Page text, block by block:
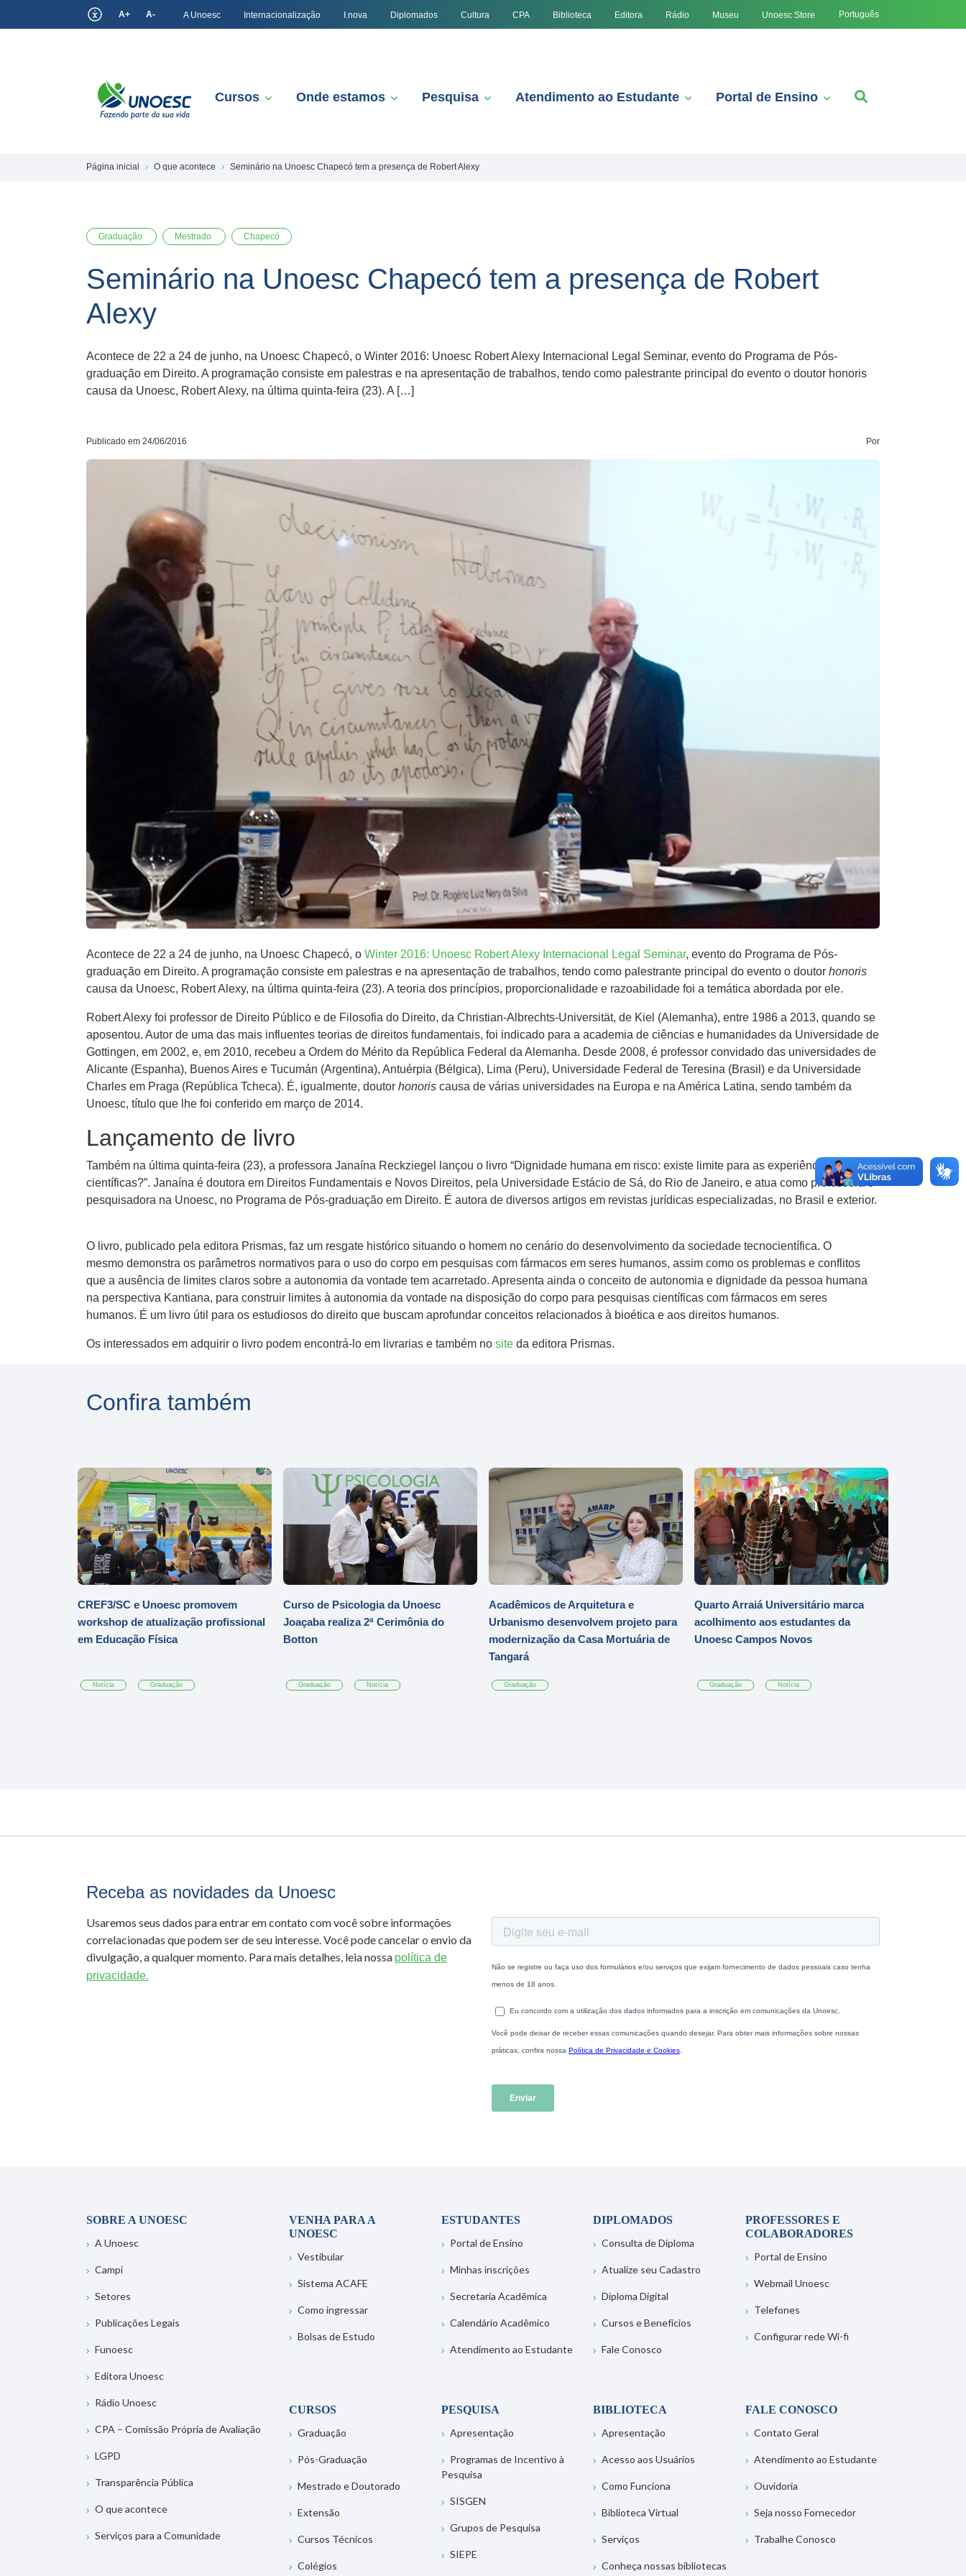
A+ A- A Unoesc Internacionalização I.nova Diplomados Cultura CPA Biblioteca Editora Rádio Museu Unoesc Store Português
Cursos Onde estamos Pesquisa Atendimento ao Estudante Portal de Ensino
Página inicial O que acontece Seminário na Unoesc Chapecó tem a presença de Robert Alexy
Graduação Mestrado Chapecó
Seminário na Unoesc Chapecó tem a presença de Robert
Alexy
Acontece de 22 a 24 de junho, na Unoesc Chapecó, o Winter 2016: Unoesc Robert Alexy Internacional Legal Seminar, evento do Programa de Pós-
graduação em Direito. A programação consiste em palestras e na apresentação de trabalhos, tendo como palestrante principal do evento o doutor honoris
causa da Unoesc, Robert Alexy, na última quinta-feira (23). A […]
Publicado em 24/06/2016 Por
Acontece de 22 a 24 de junho, na Unoesc Chapecó, o Winter 2016: Unoesc Robert Alexy Internacional Legal Seminar, evento do Programa de Pós-
graduação em Direito. A programação consiste em palestras e na apresentação de trabalhos, tendo como palestrante principal do evento o doutor honoris
causa da Unoesc, Robert Alexy, na última quinta-feira (23). A teoria dos princípios, proporcionalidade e razoabilidade foi a temática abordada por ele.
Robert Alexy foi professor de Direito Público e de Filosofia do Direito, da Christian-Albrechts-Universität, de Kiel (Alemanha), entre 1986 a 2013, quando se
aposentou. Autor de uma das mais influentes teorias de direitos fundamentais, foi indicado para a academia de ciências e humanidades da Universidade de
Gottingen, em 2002, e, em 2010, recebeu a Ordem do Mérito da República Federal da Alemanha. Desde 2008, é professor convidado das universidades de
Alicante (Espanha), Buenos Aires e Tucumán (Argentina), Antuérpia (Bélgica), Lima (Peru), Universidade Federal de Teresina (Brasil) e da Universidade
Charles em Praga (República Tcheca). É, igualmente, doutor honoris causa de várias universidades na Europa e na América Latina, sendo também da
Unoesc, título que lhe foi conferido em março de 2014.
Lançamento de livro
Também na última quinta-feira (23), a professora Janaína Reckziegel lançou o livro “Dignidade humana em risco: existe limite para as experiências
científicas?”. Janaína é doutora em Direitos Fundamentais e Novos Direitos, pela Universidade Estácio de Sá, do Rio de Janeiro, e atua como professora e
pesquisadora na Unoesc, no Programa de Pós-graduação em Direito. É autora de diversos artigos em revistas jurídicas especializadas, no Brasil e exterior.
O livro, publicado pela editora Prismas, faz um resgate histórico situando o homem no cenário do desenvolvimento da sociedade tecnocientífica. O
mesmo demonstra os parâmetros normativos para o uso do corpo em pesquisas com fármacos em seres humanos, assim como os problemas e conflitos
que a ausência de limites claros sobre a autonomia da vontade tem acarretado. Apresenta ainda o conceito de autonomia e dignidade da pessoa humana
na perspectiva Kantiana, para construir limites à autonomia da vontade na disposição do corpo para pesquisas científicas com fármacos em seres
humanos. É um livro útil para os estudiosos do direito que buscam aprofundar conceitos relacionados à bioética e aos direitos humanos.
Os interessados em adquirir o livro podem encontrá-lo em livrarias e também no site da editora Prismas.
Confira também
CREF3/SC e Unoesc promovem
workshop de atualização profissional
em Educação Física
Notícia Graduação
Curso de Psicologia da Unoesc
Joaçaba realiza 2ª Cerimônia do
Botton
Graduação Notícia
Acadêmicos de Arquitetura e
Urbanismo desenvolvem projeto para
modernização da Casa Mortuária de
Tangará
Graduação
Quarto Arraiá Universitário marca
acolhimento aos estudantes da
Unoesc Campos Novos
Graduação Notícia
Receba as novidades da Unoesc
Usaremos seus dados para entrar em contato com você sobre informações
correlacionadas que podem ser de seu interesse. Você pode cancelar o envio da
divulgação, a qualquer momento. Para mais detalhes, leia nossa política de
privacidade.
SOBRE A UNOESC
A Unoesc
Campi
Setores
Publicações Legais
Funoesc
Editora Unoesc
Rádio Unoesc
CPA – Comissão Própria de Avaliação
LGPD
Transparência Pública
O que acontece
Serviços para a Comunidade
VENHA PARA A
UNOESC
Vestibular
Sistema ACAFE
Como ingressar
Bolsas de Estudo
ESTUDANTES
Portal de Ensino
Minhas inscrições
Secretaria Acadêmica
Calendário Acadêmico
Atendimento ao Estudante
DIPLOMADOS
Consulta de Diploma
Atualize seu Cadastro
Diploma Digital
Cursos e Benefícios
Fale Conosco
PROFESSORES E
COLABORADORES
Portal de Ensino
Webmail Unoesc
Telefones
Configurar rede Wi-fi
CURSOS
Graduação
Pós-Graduação
Mestrado e Doutorado
Extensão
Cursos Técnicos
Colégios
PESQUISA
Apresentação
Programas de Incentivo à
Pesquisa
SISGEN
Grupos de Pesquisa
SIEPE
BIBLIOTECA
Apresentação
Acesso aos Usuários
Como Funciona
Biblioteca Virtual
Serviços
Conheça nossas bibliotecas
FALE CONOSCO
Contato Geral
Atendimento ao Estudante
Ouvidoria
Seja nosso Fornecedor
Trabalhe Conosco